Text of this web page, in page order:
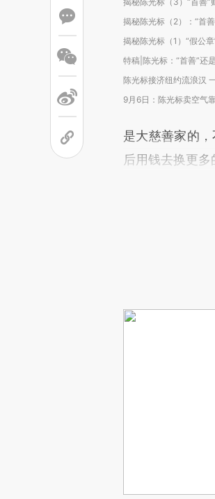
揭秘陈光标（2）：“首
揭秘陈光标（1）“假公
特稿|陈光标：“首善”还
陈光标接济纽约流浪汉
9月6日：陈光标卖空气
是大慈善家的
后用钱去换更多